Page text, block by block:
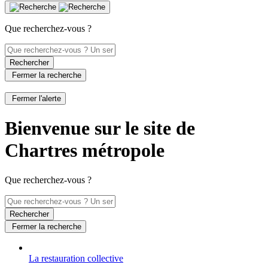
Que recherchez-vous ?
Rechercher
Fermer la recherche
Fermer l'alerte
Bienvenue sur le site de
Chartres métropole
Que recherchez-vous ?
Rechercher
Fermer la recherche
La restauration collective